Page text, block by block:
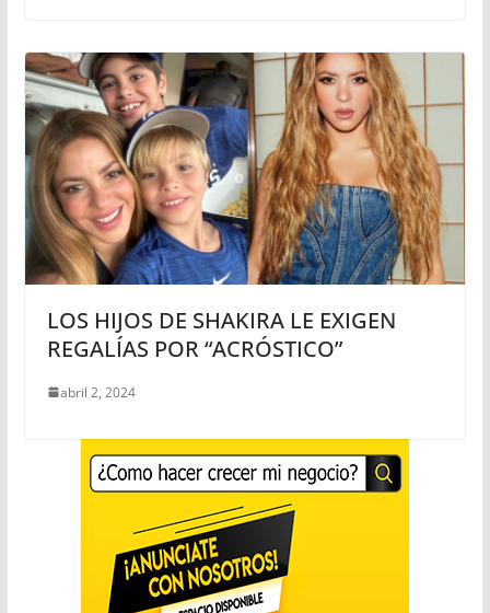
LOS HIJOS DE SHAKIRA LE EXIGEN
REGALÍAS POR “ACRÓSTICO”
abril 2, 2024